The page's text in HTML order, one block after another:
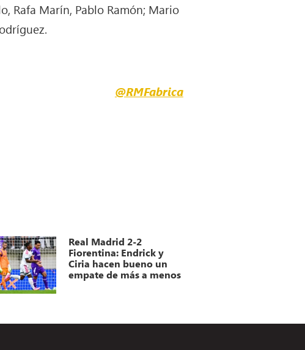
Rafa Marín, Pablo Ramón; Mario
@RMFabrica
Real Madrid 2-2
Fiorentina: Endrick y
Ciria hacen bueno un
empate de más a menos